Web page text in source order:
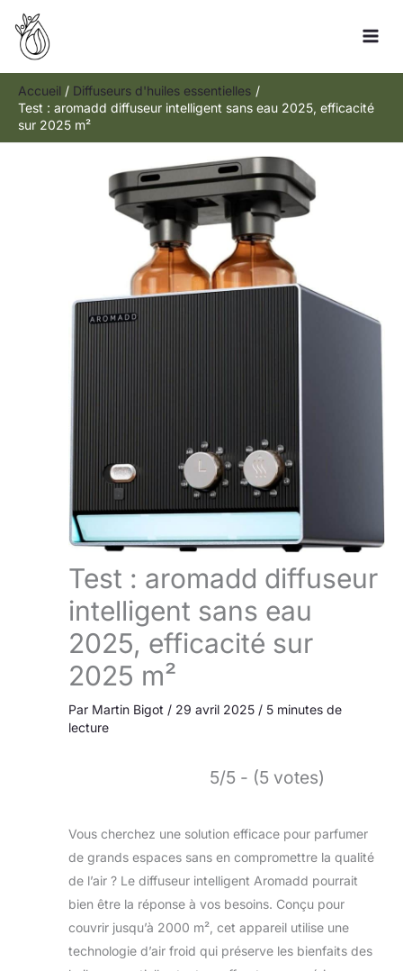
Aller
contenu
Accueil
Diffuseurs d'huiles essentielles
Test : aromadd diffuseur intelligent sans eau 2025, efficacité
sur 2025 m²
Test : aromadd diffuseur
intelligent sans eau
2025, efficacité sur
2025 m²
Par Martin Bigot / 29 avril 2025 / 5 minutes de
lecture
5/5 - (5 votes)
Vous cherchez une solution efficace pour parfumer
de grands espaces sans en compromettre la qualité
de l’air ? Le diffuseur intelligent Aromadd pourrait
bien être la réponse à vos besoins. Conçu pour
couvrir jusqu’à 2000 m², cet appareil utilise une
technologie d’air froid qui préserve les bienfaits des
Rechercher